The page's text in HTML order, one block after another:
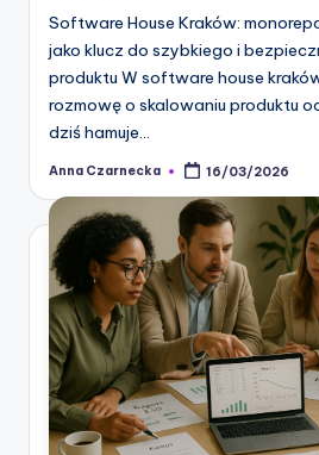
Software House Kraków:
jako klucz do szybkiego i
produktu W software house
rozmowę o skalowaniu produktu
dziś hamuje…
Posted
Anna Czarnecka 16/03/2026